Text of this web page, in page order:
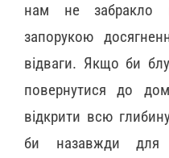
нам не забракло
запорукою
відваги. Якщо би
повернутися до
відкрити всю
би назавжди для